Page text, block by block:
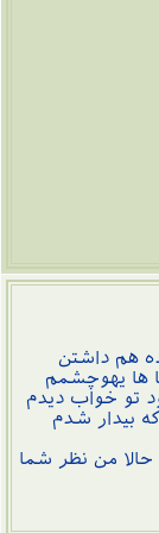
هم داشتن
ها یهوچشمم
تو خواب دیدم
بیدار شدم
من نظر شما